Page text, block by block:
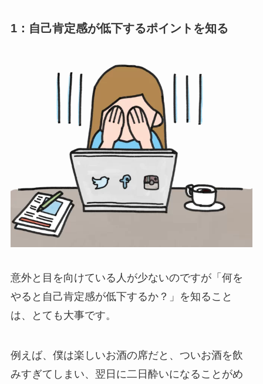
1：自己肯定感が低下するポイントを知る
意外と目を向けている人が少ないのですが「何を
やると自己肯定感が低下するか？」を知ること
は、とても大事です。
例えば、僕は楽しいお酒の席だと、ついお酒を飲
みすぎてしまい、翌日に二日酔いになることがめ